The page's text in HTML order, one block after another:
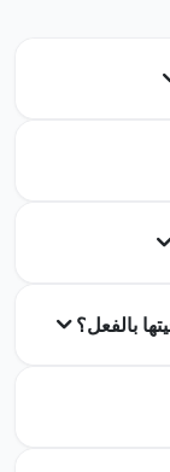
بالفعل؟